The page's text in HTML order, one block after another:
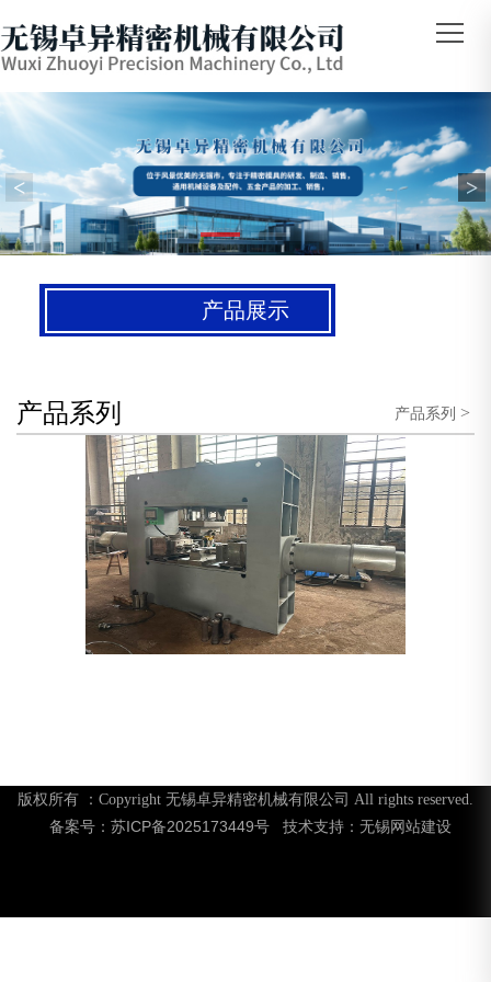
< >
产品展示
产品系列 产品系列 >
版权所有 ：Copyright 无锡卓异精密机械有限公司 All rights reserved.
备案号： 苏ICP备2025173449号技术支持： 无锡网站建设